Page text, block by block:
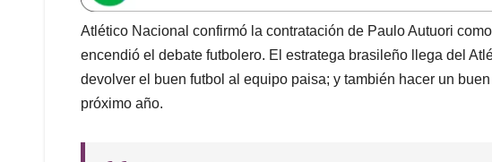
s
A
p
p
b
o
o
k
e
d
I
n
l
a
d
s
Atlético Nacional confirmó la contratación de Paulo Autuori
encendió el debate futbolero. El estratega brasileño llega del
devolver el buen futbol al equipo paisa; y también hacer un
próximo año.